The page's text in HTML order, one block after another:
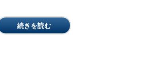
続きを読む